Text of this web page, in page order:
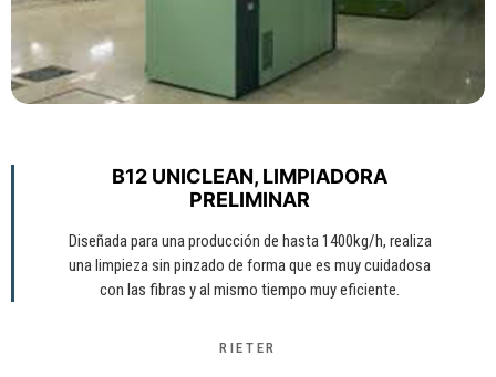
B12 UNICLEAN, LIMPIADORA
PRELIMINAR
Diseñada para una producción de hasta 1400kg/h, realiza
una limpieza sin pinzado de forma que es muy cuidadosa
con las fibras y al mismo tiempo muy eficiente.
RIETER